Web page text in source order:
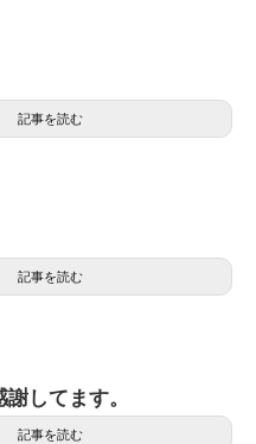
記事を読む
記事を読む
してます。
記事を読む